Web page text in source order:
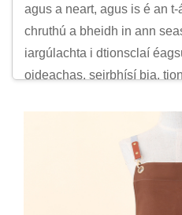
agus a neart, agus is é an
chruthú a bheidh in ann
iargúlachta i dtionsclaí
oideachas, seirbhísí bia,
gcoinne sileadh, plúchta
tabhairt fithiúireacht chomh
Tá na bróga seo déanta as
ardchaighdeán, agus is